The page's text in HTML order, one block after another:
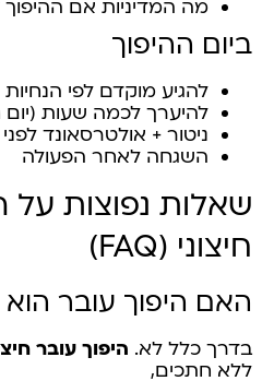
מה המדיניות אם
ביום ההיפוך
להגיע מוקדם לפי
להיערך לכמה שעות
ניטור + אולטרסאונד
השגחה לאחר הפעולה
שאלות נפוצות על
חיצוני (FAQ)
האם היפוך עובר הוא
בדרך כלל לא. היפוך עובר
ללא חתכים,